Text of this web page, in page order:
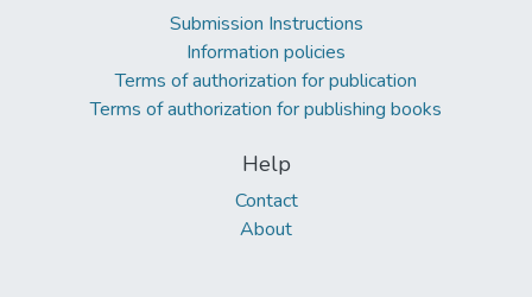
Submission Instructions
Information policies
Terms of authorization for publication
Terms of authorization for publishing books
Help
Contact
About